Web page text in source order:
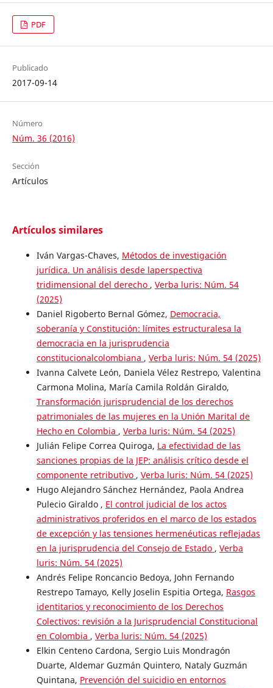
PDF
Publicado
2017-09-14
Número
Núm. 36 (2016)
Sección
Artículos
Artículos similares
Iván Vargas-Chaves, Métodos de investigación
jurídica. Un análisis desde laperspectiva
tridimensional del derecho , Verba luris: Núm. 54
(2025)
Daniel Rigoberto Bernal Gómez, Democracia,
soberanía y Constitución: límites estructuralesa la
democracia en la jurisprudencia
constitucionalcolombiana , Verba luris: Núm. 54 (2025)
Ivanna Calvete León, Daniela Vélez Restrepo, Valentina
Carmona Molina, María Camila Roldán Giraldo,
Transformación jurisprudencial de los derechos
patrimoniales de las mujeres en la Unión Marital de
Hecho en Colombia , Verba luris: Núm. 54 (2025)
Julián Felipe Correa Quiroga, La efectividad de las
sanciones propias de la JEP: análisis crítico desde el
componente retributivo , Verba luris: Núm. 54 (2025)
Hugo Alejandro Sánchez Hernández, Paola Andrea
Pulecio Giraldo , El control judicial de los actos
administrativos proferidos en el marco de los estados
de excepción y las tensiones hermenéuticas reflejadas
en la jurisprudencia del Consejo de Estado , Verba
luris: Núm. 54 (2025)
Andrés Felipe Roncancio Bedoya, John Fernando
Restrepo Tamayo, Kelly Joselin Espitia Ortega, Rasgos
identitarios y reconocimiento de los Derechos
Colectivos: revisión a la Jurisprudencial Constitucional
en Colombia , Verba luris: Núm. 54 (2025)
Elkin Centeno Cardona, Sergio Luis Mondragón
Duarte, Aldemar Guzmán Quintero, Nataly Guzmán
Quintana, Prevención del suicidio en entornos